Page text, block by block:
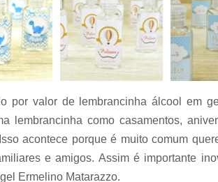
Panetone
trufado
Pirulitos de
chocolate
por valor de lembrancinha álcool em
lembrancinha como casamentos,
acontece porque é muito comum
e amigos. Assim é importante
Ermelino Matarazzo.